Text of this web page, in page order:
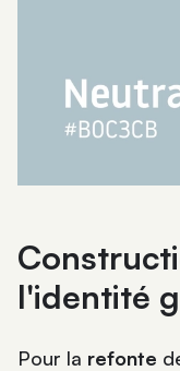
l'identité
Pour la refonte